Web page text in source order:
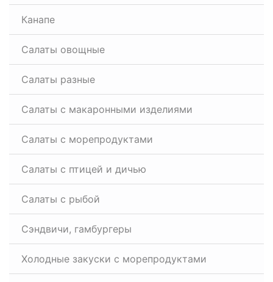
Канапе
Салаты овощные
Салаты разные
Салаты с макаронными изделиями
Салаты с морепродуктами
Салаты с птицей и дичью
Салаты с рыбой
Сэндвичи, гамбургеры
Холодные закуски с морепродуктами